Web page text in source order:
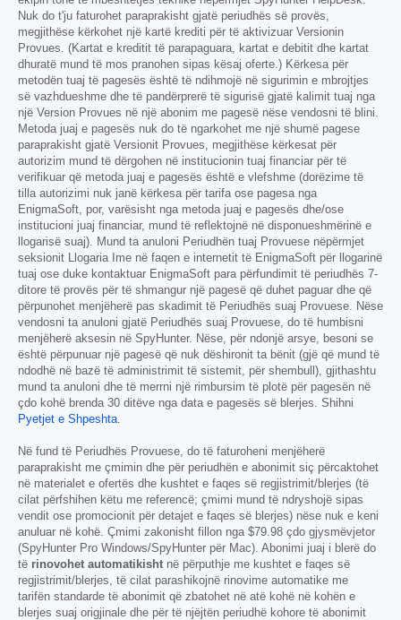
Nuk do t'ju faturohet paraprakisht gjatë periudhës së provës,
megjithëse kërkohet një kartë krediti për të aktivizuar Versionin
Provues. (Kartat e kreditit të parapaguara, kartat e debitit dhe kartat
dhuratë mund të mos pranohen sipas kësaj oferte.) Kërkesa për
metodën tuaj të pagesës është të ndihmojë në sigurimin e mbrojtjes
së vazhdueshme dhe të pandërprerë të sigurisë gjatë kalimit tuaj nga
një Version Provues në një abonim me pagesë nëse vendosni të blini.
Metoda juaj e pagesës nuk do të ngarkohet me një shumë pagese
paraprakisht gjatë Versionit Provues, megjithëse kërkesat për
autorizim mund të dërgohen në institucionin tuaj financiar për të
verifikuar që metoda juaj e pagesës është e vlefshme (dorëzime të
tilla autorizimi nuk janë kërkesa për tarifa ose pagesa nga
EnigmaSoft, por, varësisht nga metoda juaj e pagesës dhe/ose
institucioni juaj financiar, mund të reflektojnë në disponueshmërinë e
llogarisë suaj). Mund ta anuloni Periudhën tuaj Provuese nëpërmjet
seksionit Llogaria Ime në faqen e internetit të EnigmaSoft për llogarinë
tuaj ose duke kontaktuar EnigmaSoft para përfundimit të periudhës 7-
ditore të provës për të shmangur një pagesë që duhet paguar dhe që
përpunohet menjëherë pas skadimit të Periudhës suaj Provuese. Nëse
vendosni ta anuloni gjatë Periudhës suaj Provuese, do të humbisni
menjëherë aksesin në SpyHunter. Nëse, për ndonjë arsye, besoni se
është përpunuar një pagesë që nuk dëshironit ta bënit (gjë që mund të
ndodhë në bazë të administrimit të sistemit, për shembull), gjithashtu
mund ta anuloni dhe të merrni një rimbursim të plotë për pagesën në
çdo kohë brenda 30 ditëve nga data e pagesës së blerjes. Shihni
Pyetjet e Shpeshta.
Në fund të Periudhës Provuese, do të faturoheni menjëherë
paraprakisht me çmimin dhe për periudhën e abonimit siç përcaktohet
në materialet e ofertës dhe kushtet e faqes së regjistrimit/blerjes (të
cilat përfshihen këtu me referencë; çmimi mund të ndryshojë sipas
vendit ose promocionit për detajet e faqes së blerjes) nëse nuk e keni
anuluar në kohë. Çmimi zakonisht fillon nga $79.98 çdo gjysmëvjetor
(SpyHunter Pro Windows/SpyHunter për Mac). Abonimi juaj i blerë do
të rinovohet automatikisht në përputhje me kushtet e faqes së
regjistrimit/blerjes, të cilat parashikojnë rinovime automatike me
tarifën standarde të abonimit që zbatohet në atë kohë në kohën e
blerjes suaj origjinale dhe për të njëjtën periudhë kohore të abonimit